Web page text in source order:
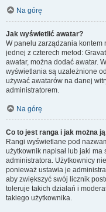
Na górę
Jak wyświetlić awatar?
W panelu zarządzania kontem
jednej z czterech metod:
awatar, można dodać awatar.
wyświetlania są uzależnione
używać awatarów na danej
administratorem.
Na górę
Co to jest ranga i jak można
Rangi wyświetlane pod
użytkownik napisał lub jaki
administratora. Użytkownicy
ponieważ ustawia je
aby zwiększyć swój licznik
toleruje takich działań i
takiego użytkownika.